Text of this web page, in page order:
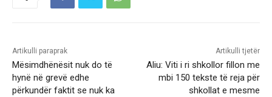
Artikulli paraprak
Mësimdhënësit nuk do të
hynë në grevë edhe
përkundër faktit se nuk ka
Artikulli tjetër
Aliu: Viti i ri shkollor fillon me
mbi 150 tekste të reja për
shkollat e mesme